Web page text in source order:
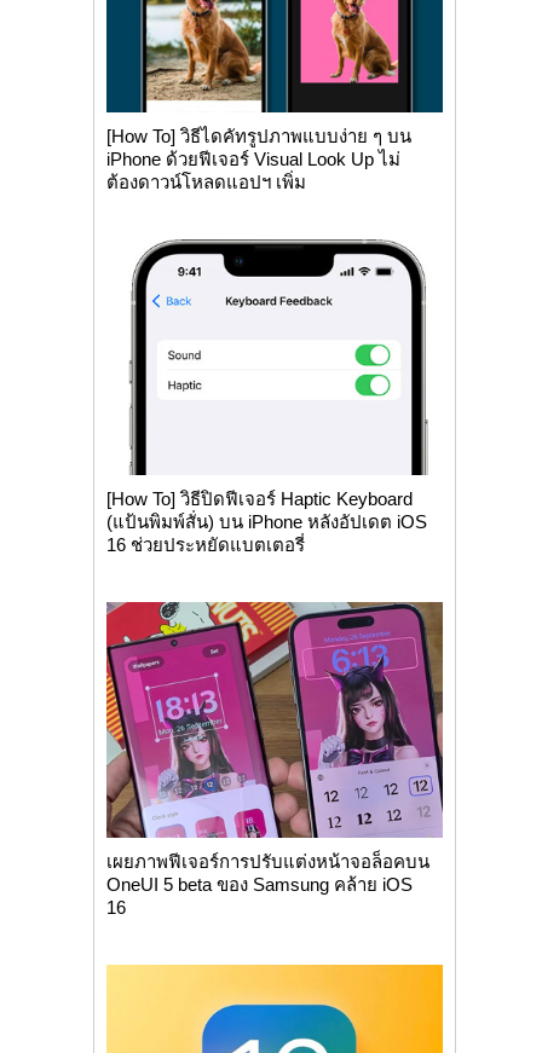
[How To] วิธีไดคัทรูปภาพแบบง่าย ๆ บน
iPhone ด้วยฟีเจอร์ Visual Look Up ไม่
ต้องดาวน์โหลดแอปฯ เพิ่ม
[How To] วิธีปิดฟีเจอร์ Haptic Keyboard
(แป้นพิมพ์สั่น) บน iPhone หลังอัปเดต iOS
16 ช่วยประหยัดแบตเตอรี่
เผยภาพฟีเจอร์การปรับแต่งหน้าจอล็อคบน
OneUI 5 beta ของ Samsung คล้าย iOS
16